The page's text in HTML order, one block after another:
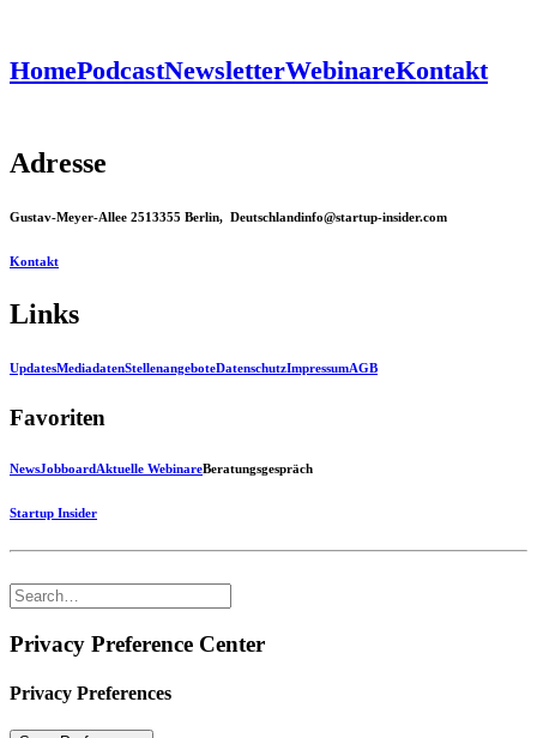
HomePodcastNewsletterWebinareKontakt
Adresse
Gustav-Meyer-Allee 2513355 Berlin, Deutschlandinfo@startup-insider.com
Kontakt
Links
UpdatesMediadatenStellenangeboteDatenschutzImpressumAGB
Favoriten
NewsJobboard Aktuelle WebinareBeratungsgespräch
Startup Insider
Privacy Preference Center
Privacy Preferences